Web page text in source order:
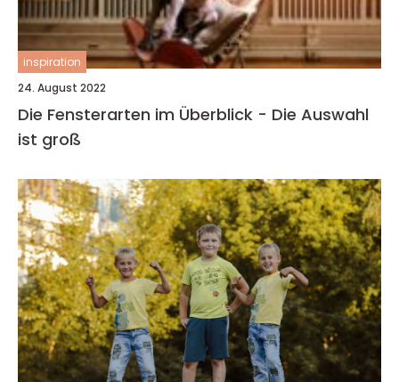
inspiration
24. August 2022
Die Fensterarten im Überblick - Die Auswahl
ist groß